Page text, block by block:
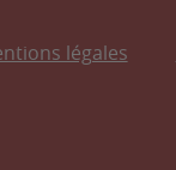
légales